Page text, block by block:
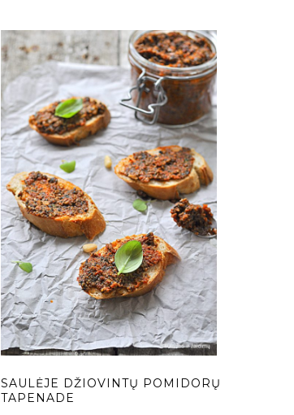
SAULĖJE DŽIOVINTŲ POMIDORŲ
TAPENADE